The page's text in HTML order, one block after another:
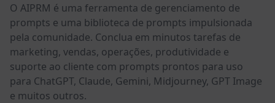
O AIPRM é uma ferramenta de gerenciamento de
prompts e uma biblioteca de prompts impulsionada
pela comunidade. Conclua em minutos tarefas de
marketing, vendas, operações, produtividade e
suporte ao cliente com prompts prontos para uso
para ChatGPT, Claude, Gemini, Midjourney, GPT Image
e muitos outros.